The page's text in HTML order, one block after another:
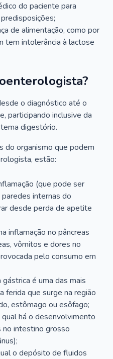
do paciente para
de alimentação, como por
tem intolerância à lactose
o diagnóstico até o
participando inclusive da
digestório.
do organismo que podem
estão:
(que pode ser
internas do
desde perda de apetite
inflamação no pâncreas
vômitos e dores no
pelo consumo em
é uma das mais
ferida que surge na região
estômago ou esôfago;
há o desenvolvimento
intestino grosso
o depósito de fluidos